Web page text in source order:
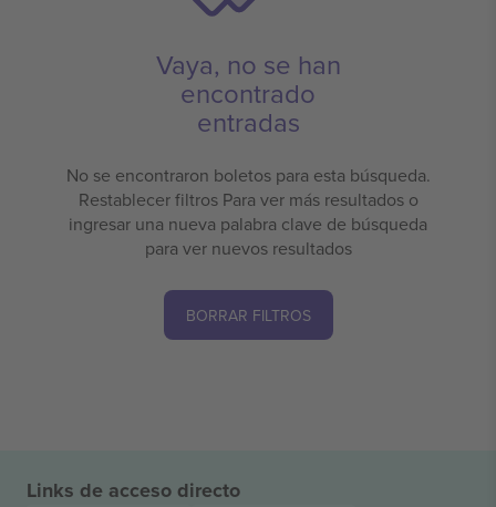
Vaya, no se han
encontrado
entradas
No se encontraron boletos para esta búsqueda.
Restablecer filtros Para ver más resultados o
ingresar una nueva palabra clave de búsqueda
para ver nuevos resultados
BORRAR FILTROS
Links de acceso directo